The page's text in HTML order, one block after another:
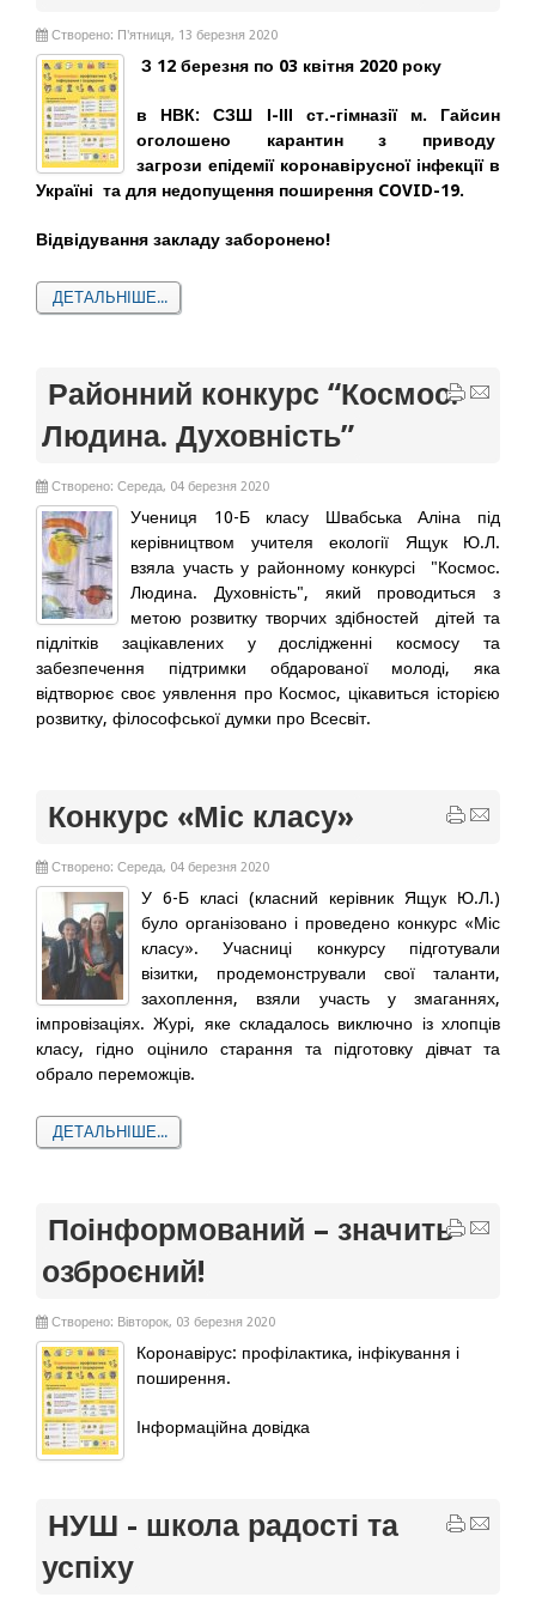
Створено: П'ятниця, 13 березня 2020
З 12 березня по 03 квітня 2020 року
в НВК: СЗШ І-ІІІ ст.-гімназії м. Гайсин
оголошено карантин з приводу
загрози епідемії коронавірусної інфекції в
Україні та для недопущення поширення COVID-19.
Відвідування закладу заборонено!
ДЕТАЛЬНІШЕ...
Районний конкурс “Космос.
Людина. Духовність”
Створено: Середа, 04 березня 2020
Учениця 10-Б класу Швабська Аліна під
керівництвом учителя екології Ящук Ю.Л.
взяла участь у районному конкурсі "Космос.
Людина. Духовність", який проводиться з
метою розвитку творчих здібностей дітей та
підлітків зацікавлених у дослідженні космосу та
забезпечення підтримки обдарованої молоді, яка
відтворює своє уявлення про Космос, цікавиться історією
розвитку, філософської думки про Всесвіт.
Конкурс «Міс класу»
Створено: Середа, 04 березня 2020
У 6-Б класі (класний керівник Ящук Ю.Л.)
було організовано і проведено конкурс «Міс
класу». Учасниці конкурсу підготували
візитки, продемонстрували свої таланти,
захоплення, взяли участь у змаганнях,
імпровізаціях. Журі, яке складалось виключно із хлопців
класу, гідно оцінило старання та підготовку дівчат та
обрало переможців.
ДЕТАЛЬНІШЕ...
Поінформований – значить
озброєний!
Створено: Вівторок, 03 березня 2020
Коронавірус: профілактика, інфікування і
поширення.
Інформаційна довідка
НУШ - школа радості та
успіху